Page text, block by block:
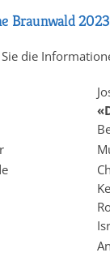
Braunwald 2023
die